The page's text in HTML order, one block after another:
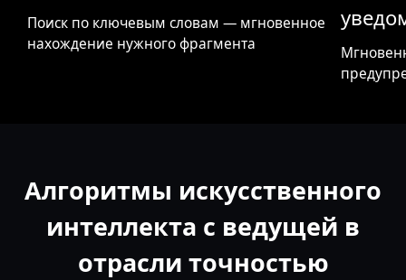
Поиск по ключевым словам — мгновенное
нахождение нужного фрагмента
Алгоритмы искусственного
интеллекта с ведущей в
отрасли точностью